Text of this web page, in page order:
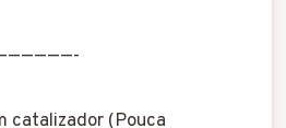
catalizador (Pouca